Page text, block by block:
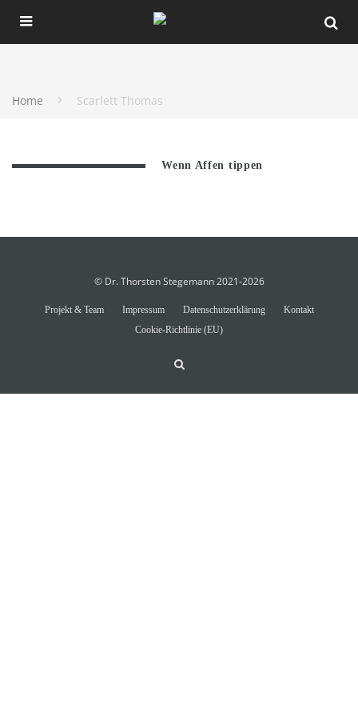
Home Scarlett Thomas
Wenn Affen tippen
© Dr. Thorsten Stegemann 2021-2026
Projekt & Team Impressum Datenschutzerklärung
Kontakt
Cookie-Richtlinie (EU)